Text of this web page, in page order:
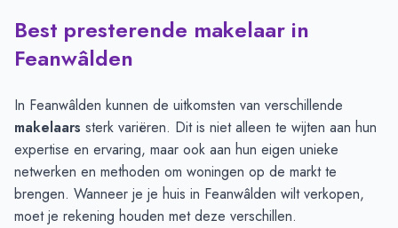
Verkoopprijzen in andere plaatsen per m2-Afgelopen 3
Plaats
Wâlterswâld
€ 4.215
Leeuwarden
€ 3.409
Feanwâlden
€ 3.302
De Westereen
€ 2.949
Best presterende makelaar in
Feanwâlden
In Feanwâlden kunnen de uitkomsten van verschillende
makelaars sterk variëren. Dit is niet alleen te wijten aan hun
expertise en ervaring, maar ook aan hun eigen unieke
netwerken en methoden om woningen op de markt te
brengen. Wanneer je je huis in Feanwâlden wilt verkopen,
moet je rekening houden met deze verschillen.